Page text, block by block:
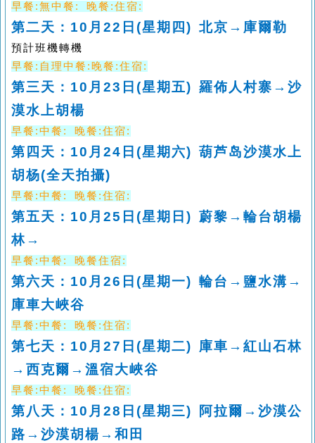
早餐 :無中餐 : 晚餐 :住宿:
第二天： 10 月 22 日 (星期四 ) 北京→庫爾勒
預計班機轉機
早餐 : 自理中餐 :晚餐 :住宿:
第三天： 10 月 23 日 (星期五) 羅佈人村寨→沙
漠水上胡楊
早餐 :中餐 : 晚餐 :住宿:
第四天： 10 月 24 日 (星期六) 葫芦岛沙漠水上
胡杨(全天拍攝)
早餐 :中餐 : 晚餐 :住宿:
第五天： 10 月 25 日 (星期日 ) 蔚黎→輪台胡楊
林→
早餐 :中餐 : 晚餐住宿:
第六天： 10 月 26 日 (星期一) 輪台→鹽水溝→
庫車大峽谷
早餐 :中餐 : 晚餐 :住宿:
第七天： 10 月 27 日 (星期二)
庫車→紅山石林
→西克爾→溫宿大峽谷
早餐 :中餐 : 晚餐 :住宿:
第八天： 10 月 28 日 (星期三)
阿拉爾→沙漠公
路→沙漠胡楊→和田